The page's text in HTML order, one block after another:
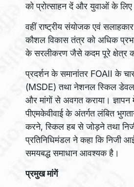
को प्रोत्साहन दें और युवाओं के
वहीं राष्ट्रीय संयोजक एवं
कौशल विकास तंत्र को अधिक
के सरलीकरण जैसे कदम पूरे क्षेत्र
प्रदर्शन के समानांतर FOAII के
(MSDE) तथा नेशनल स्किल
और मांगों से अवगत कराया।
पीएमकेवीवाई के अंतर्गत लंबित
करने, स्किल हब से जोड़ने तथा
प्रतिनिधिमंडल ने कहा कि निजी
समयबद्ध समाधान आवश्यक है।
प्रमुख मांगें